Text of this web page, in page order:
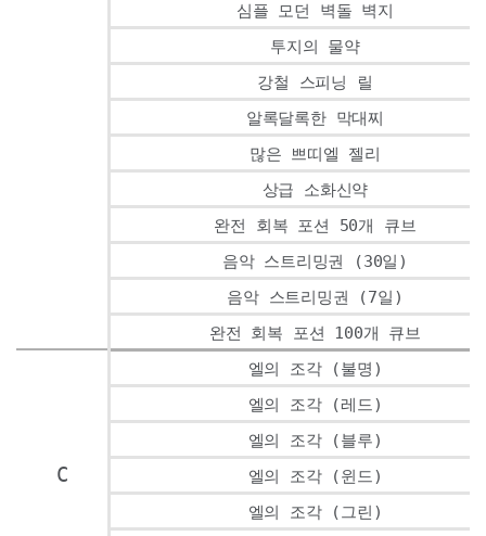
심플 모던 벽돌 벽지
투지의 물약
강철 스피닝 릴
알록달록한 막대찌
많은 쁘띠엘 젤리
상급 소화신약
완전 회복 포션 50개 큐브
음악 스트리밍권 (30일)
음악 스트리밍권 (7일)
완전 회복 포션 100개 큐브
C
엘의 조각 (불명)
엘의 조각 (레드)
엘의 조각 (블루)
엘의 조각 (윈드)
엘의 조각 (그린)